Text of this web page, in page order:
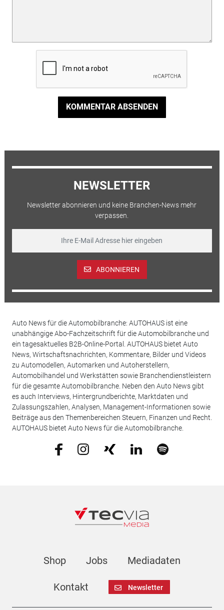
KOMMENTAR ABSENDEN
NEWSLETTER
Newsletter abonnieren und keine Branchen-News mehr
verpassen.
ABONNIEREN
Auto News für die Automobilbranche: AUTOHAUS ist eine
unabhängige Abo-Fachzeitschrift für die Automobilbranche und
ein tagesaktuelles B2B-Online-Portal. AUTOHAUS bietet Auto
News, Wirtschaftsnachrichten, Kommentare, Bilder und Videos
zu Automodellen, Automarken und Autoherstellern,
Automobilhandel und Werkstätten sowie Branchendienstleistern
für die gesamte Automobilbranche. Neben den Auto News gibt
es auch Interviews, Hintergrundberichte, Marktdaten und
Zulassungszahlen, Analysen, Management-Informationen sowie
Beiträge aus den Themenbereichen Steuern, Finanzen und Recht.
AUTOHAUS bietet Auto News für die Automobilbranche.
Shop Jobs Mediadaten
Kontakt Newsletter